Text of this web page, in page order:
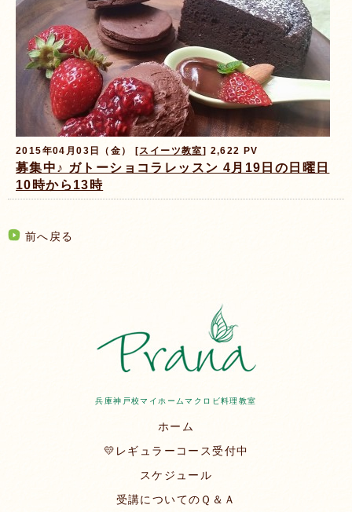
2015年04月03日（金） [スイーツ教室] 2,622 PV
募集中♪ ガトーショコラレッスン 4月19日の日曜日
10時から13時
前へ戻る
兵庫神戸校マイホームマクロビ料理教室
ホーム
💛レギュラーコース受付中
スケジュール
受講についてのＱ＆Ａ